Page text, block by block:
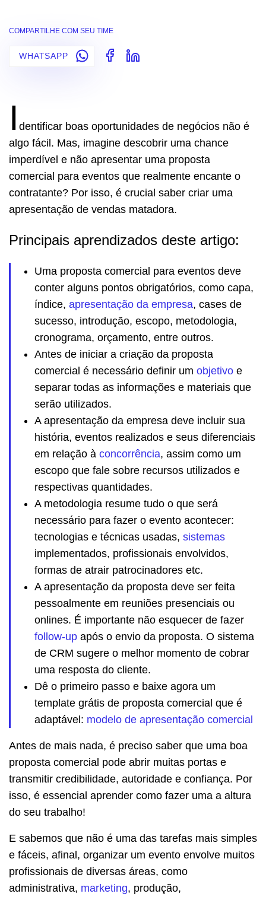
COMPARTILHE COM SEU TIME
WHATSAPP
I dentificar boas oportunidades de negócios não é
algo fácil. Mas, imagine descobrir uma chance
imperdível e não apresentar uma proposta
comercial para eventos que realmente encante o
contratante? Por isso, é crucial saber criar uma
apresentação de vendas matadora.
Principais aprendizados deste artigo:
Uma proposta comercial para eventos deve
conter alguns pontos obrigatórios, como capa,
índice, apresentação da empresa, cases de
sucesso, introdução, escopo, metodologia,
cronograma, orçamento, entre outros.
Antes de iniciar a criação da proposta
comercial é necessário definir um objetivo e
separar todas as informações e materiais que
serão utilizados.
A apresentação da empresa deve incluir sua
história, eventos realizados e seus diferenciais
em relação à concorrência, assim como um
escopo que fale sobre recursos utilizados e
respectivas quantidades.
A metodologia resume tudo o que será
necessário para fazer o evento acontecer:
tecnologias e técnicas usadas, sistemas
implementados, profissionais envolvidos,
formas de atrair patrocinadores etc.
A apresentação da proposta deve ser feita
pessoalmente em reuniões presenciais ou
onlines. É importante não esquecer de fazer
follow-up após o envio da proposta. O sistema
de CRM sugere o melhor momento de cobrar
uma resposta do cliente.
Dê o primeiro passo e baixe agora um
template grátis de proposta comercial que é
adaptável: modelo de apresentação comercial
Antes de mais nada, é preciso saber que uma boa
proposta comercial pode abrir muitas portas e
transmitir credibilidade, autoridade e confiança. Por
isso, é essencial aprender como fazer uma a altura
do seu trabalho!
E sabemos que não é uma das tarefas mais simples
e fáceis, afinal, organizar um evento envolve muitos
profissionais de diversas áreas, como
administrativa, marketing, produção,